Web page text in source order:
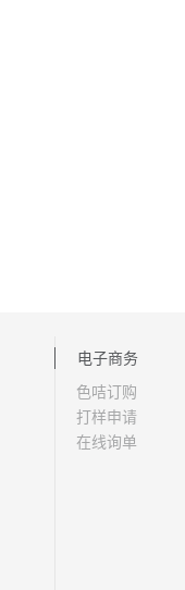
电子商务
色咭订购
打样申请
在线询单